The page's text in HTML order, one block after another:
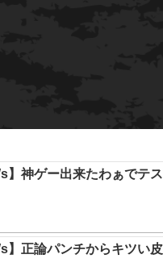
】神ゲー出来たわぁでテ
】正論パンチからキツい